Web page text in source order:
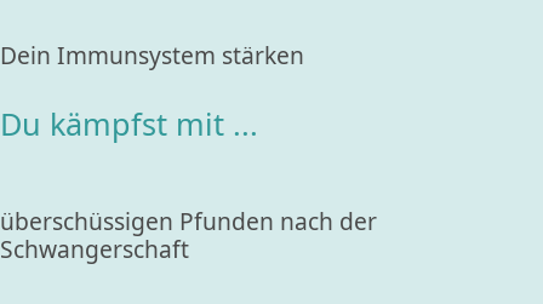
Dein Immunsystem stärken
Du kämpfst mit ...
überschüssigen Pfunden nach der
Schwangerschaft